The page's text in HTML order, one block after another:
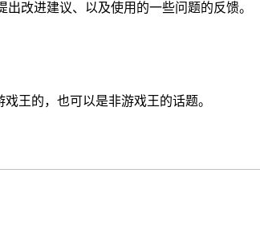
改进建议、以及使用的一些问题的反馈。
王的，也可以是非游戏王的话题。